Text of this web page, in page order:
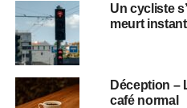
Un cycliste
meurt
Déception –
café normal